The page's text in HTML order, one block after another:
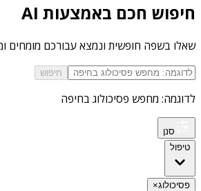
חיפוש חכם באמצעות AI
שאלו בשפה חופשית ונמצא עבורכם מומחים
חיפוש
לדוגמה: מחפש פסיכולוג בחיפה
סנן
טיפול
פסיכולוג×